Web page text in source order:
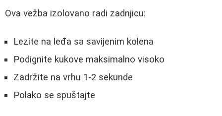
Ova vežba izolovano radi zadnjicu:
Lezite na leđa sa savijenim kolena
Podignite kukove maksimalno visoko
Zadržite na vrhu 1-2 sekunde
Polako se spuštajte